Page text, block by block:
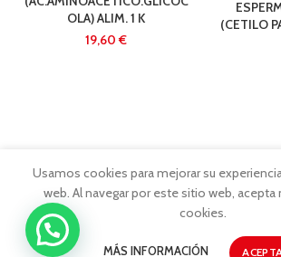
OLA) ALIM. 1 K
€
(CETILO
Usamos cookies para mejorar su
web. Al navegar por este sitio web,
cookies.
MÁS INFORMACIÓN